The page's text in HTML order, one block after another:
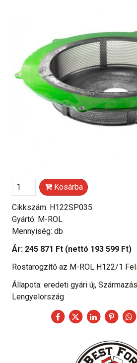
Kosárba
Cikkszám: H122SP035
Gyártó: M-ROL
Mennyiség: db
Ár: 245 871 Ft (nettó 193 599 Ft)
Rostarögzítő az M-ROL H122/1
Állapota: eredeti gyári új,
Lengyelország